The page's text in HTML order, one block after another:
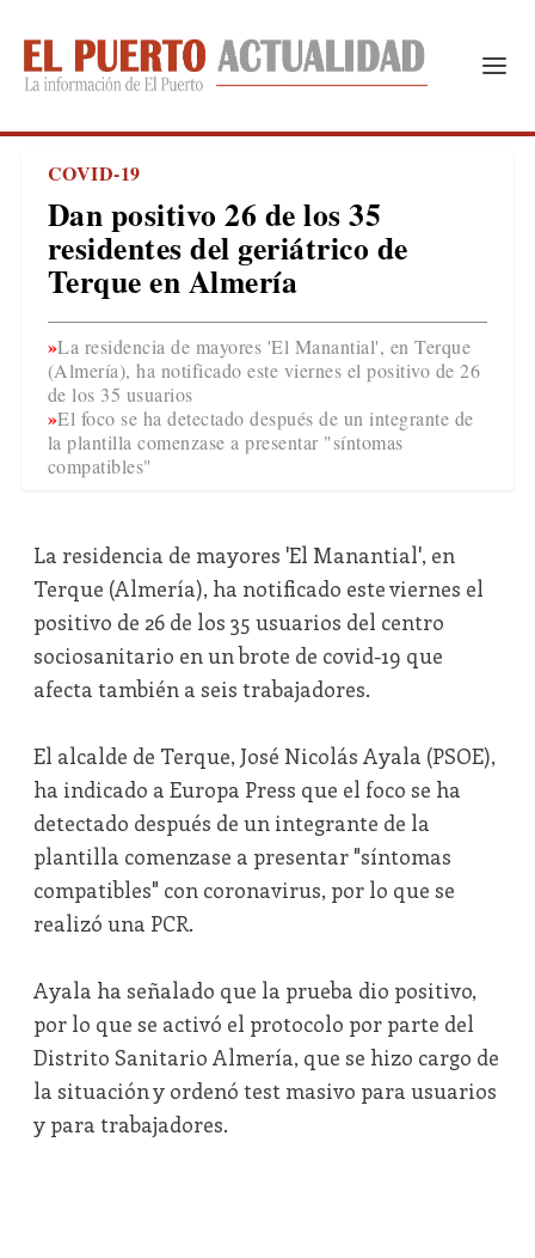
COVID-19
Dan positivo 26 de los 35
residentes del geriátrico de
Terque en Almería
La residencia de mayores 'El Manantial', en Terque
(Almería), ha notificado este viernes el positivo de 26
de los 35 usuarios
El foco se ha detectado después de un integrante de
la plantilla comenzase a presentar "síntomas
compatibles"
La residencia de mayores 'El Manantial', en
Terque (Almería), ha notificado este viernes el
positivo de 26 de los 35 usuarios del centro
sociosanitario en un brote de covid-19 que
afecta también a seis trabajadores.
El alcalde de Terque, José Nicolás Ayala (PSOE),
ha indicado a Europa Press que el foco se ha
detectado después de un integrante de la
plantilla comenzase a presentar "síntomas
compatibles" con coronavirus, por lo que se
realizó una PCR.
Ayala ha señalado que la prueba dio positivo,
por lo que se activó el protocolo por parte del
Distrito Sanitario Almería, que se hizo cargo de
la situación y ordenó test masivo para usuarios
y para trabajadores.